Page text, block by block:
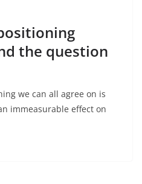
the question
we can all agree on is
immeasurable effect on